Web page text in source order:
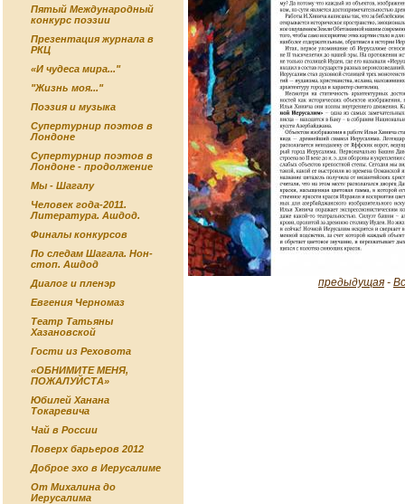
Пятый Международный
конкурс поэзии
Презентация журнала в
РКЦ
«И чудеса мира..."
"Жизнь моя..."
Поэзия и музыка
Супертурнир поэтов в
Лондоне
Супертурнир поэтов в
Лондоне - продолжение
Мы - Шагалу
Человек года-2011.
Литература. Ашдод.
Финалы конкурсов
По следам Шагала. Нон-
стоп. Ашдод
Диалог и пленэр
Евгения Черномаз
Театр Татьяны
Хазановской
Гости из Реховота
«ОБНИМИТЕ МЕНЯ,
ПОЖАЛУЙСТА»
Юбилей Ханана
Токаревича
Чай в России
Поверх барьеров 2012
Доброе эхо в Иерусалиме
От Михалина до
Иерусалима
предыдущая -